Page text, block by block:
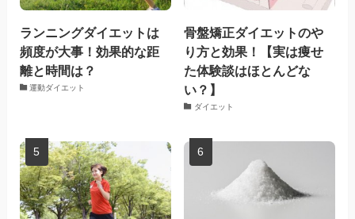
ランニングダイエットは
頻度が大事！効果的な距
離と時間は？
運動ダイエット
骨盤矯正ダイエットのや
り方と効果！【実は痩せ
た体験談はほとんどな
い？】
ダイエット